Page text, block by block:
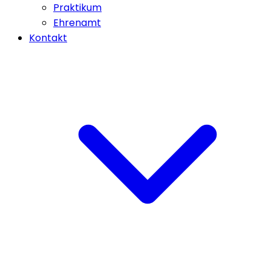
Praktikum
Ehrenamt
Kontakt